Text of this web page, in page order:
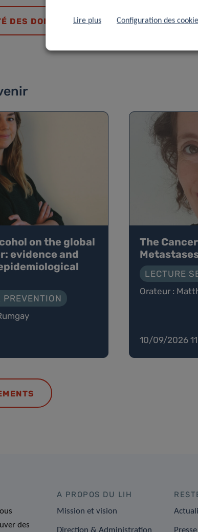
DES DONNÉES
on the global
evidence and
The
LECTURE
Orateur :
10/09/2026
des
A PROPOS DU LIH
Mission et vision
Direction & Administration Presse
Lire plus Configuration des